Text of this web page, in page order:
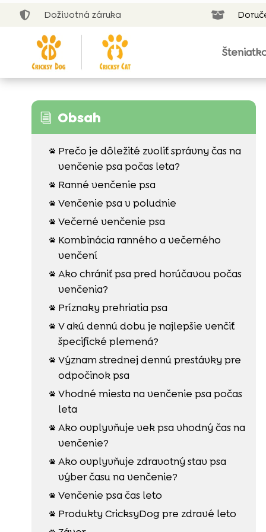
 Doživotná záruka 
i Obsah

Prečo je dôležité zvoliť správny čas na
venčenie psa počas leta?
 Ranné venčenie psa
 Venčenie psa v poludnie
 Večerné venčenie psa

Kombinácia ranného a večerného
venčení
 Ako chrániť psa pred horúčavou počas
venčenia?
 Príznaky prehriatia psa
 V akú dennú dobu je najlepšie venčiť
špecifické plemená?
 Význam strednej dennú prestávky pre
odpočinok psa
 Vhodné miesta na venčenie psa počas
leta
 Ako ovplyvňuje vek psa vhodný čas na
venčenie?
 Ako ovplyvňuje zdravotný stav psa
výber času na venčenie?
 Venčenie psa čas leto
 Produkty CricksyDog pre zdravé leto